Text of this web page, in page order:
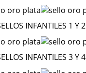
INFANTILES 1 Y 2
INFANTILES 3 Y 4